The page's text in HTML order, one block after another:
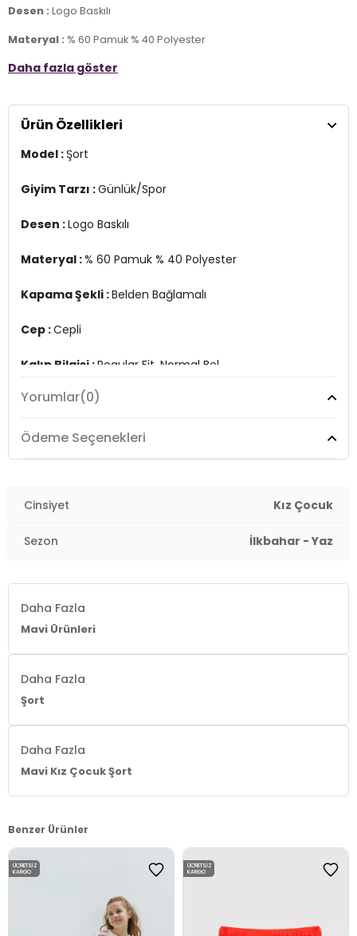
Desen : Logo Baskılı
Materyal : % 60 Pamuk % 40 Polyester
Kapama Şekli :Belden Bağlamalı
Kalıp Bilgisi :Regular Fit, Normal Bel
Üretim Yeri :Türkiye
Daha fazla göster
Ürün Özellikleri
Model : Şort
Giyim Tarzı :Günlük/Spor
Desen :Logo Baskılı
Materyal :% 60 Pamuk % 40 Polyester
Kapama Şekli :Belden Bağlamalı
Cep :Cepli
Kalıp Bilgisi :Regular Fit, Normal Bel
Üretim Yeri :Türkiye
Yorumlar(0)
Ödeme Seçenekleri
Cinsiyet Kız Çocuk
Sezon İlkbahar - Yaz
Daha Fazla
Mavi Ürünleri
Daha Fazla
Şort
Daha Fazla
Mavi Kız Çocuk Şort
Benzer Ürünler
ÜCRETSIZ
KARGO
ÜCRETSIZ
KARGO